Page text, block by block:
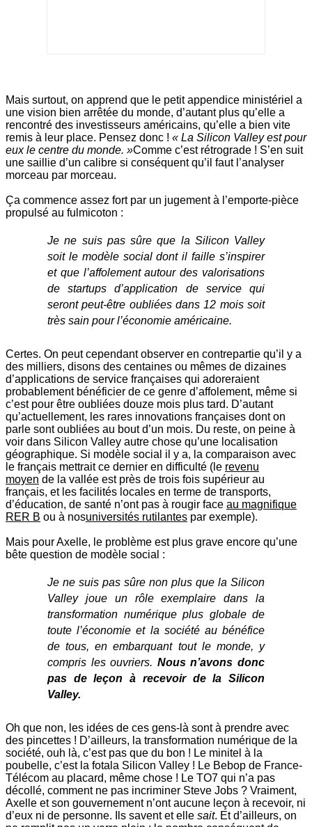
Mais surtout, on apprend que le petit appendice ministériel a
une vision bien arrêtée du monde, d’autant plus qu’elle a
rencontré des investisseurs américains, qu’elle a bien vite
remis à leur place. Pensez donc ! « La Silicon Valley est pour
eux le centre du monde. »Comme c’est rétrograde ! S’en suit
une saillie d’un calibre si conséquent qu’il faut l’analyser
morceau par morceau.
Ça commence assez fort par un jugement à l’emporte-pièce
propulsé au fulmicoton :
Je ne suis pas sûre que la Silicon Valley
soit le modèle social dont il faille s’inspirer
et que l’affolement autour des valorisations
de startups d’application de service qui
seront peut-être oubliées dans 12 mois soit
très sain pour l’économie américaine.
Certes. On peut cependant observer en contrepartie qu’il y a
des milliers, disons des centaines ou mêmes de dizaines
d’applications de service françaises qui adoreraient
probablement bénéficier de ce genre d’affolement, même si
c’est pour être oubliées douze mois plus tard. D’autant
qu’actuellement, les rares innovations françaises dont on
parle sont oubliées au bout d’un mois. Du reste, on peine à
voir dans Silicon Valley autre chose qu’une localisation
géographique. Si modèle social il y a, la comparaison avec
le français mettrait ce dernier en difficulté (le revenu
moyen de la vallée est près de trois fois supérieur au
français, et les facilités locales en terme de transports,
d’éducation, de santé n’ont pas à rougir face au magnifique
RER B ou à nosuniversités rutilantes par exemple).
Mais pour Axelle, le problème est plus grave encore qu’une
bête question de modèle social :
Je ne suis pas sûre non plus que la Silicon
Valley joue un rôle exemplaire dans la
transformation numérique plus globale de
toute l’économie et la société au bénéfice
de tous, en embarquant tout le monde, y
compris les ouvriers. Nous n’avons donc
pas de leçon à recevoir de la Silicon
Valley.
Oh que non, les idées de ces gens-là sont à prendre avec
des pincettes ! D’ailleurs, la transformation numérique de la
société, ouh là, c’est pas que du bon ! Le minitel à la
poubelle, c’est la fotala Silicon Valley ! Le Bebop de France-
Télécom au placard, même chose ! Le TO7 qui n’a pas
décollé, comment ne pas incriminer Steve Jobs ? Vraiment,
Axelle et son gouvernement n’ont aucune leçon à recevoir, ni
d’eux ni de personne. Ils savent et elle sait. Et d’ailleurs, on